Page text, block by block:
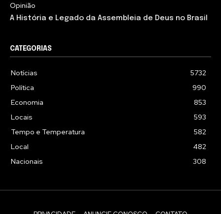
Opinião
A História e Legado da Assembleia de Deus no Brasil
CATEGORIAS
Notícias
5732
Política
990
Economia
853
Locais
593
Tempo e Temperatura
582
Local
482
Nacionais
308